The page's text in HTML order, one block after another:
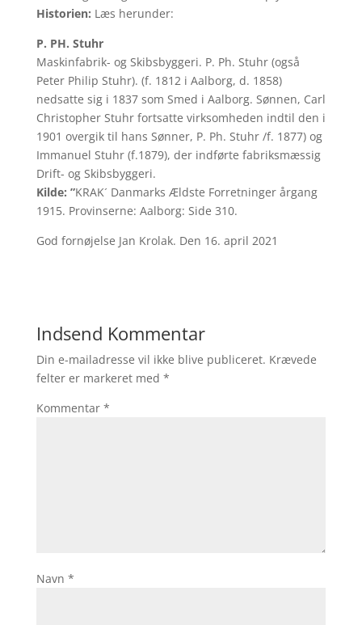
Historien: Læs herunder:
P. PH. Stuhr
Maskinfabrik- og Skibsbyggeri. P. Ph. Stuhr (også
Peter Philip Stuhr). (f. 1812 i Aalborg, d. 1858)
nedsatte sig i 1837 som Smed i Aalborg. Sønnen, Carl
Christopher Stuhr fortsatte virksomheden indtil den i
1901 overgik til hans Sønner, P. Ph. Stuhr /f. 1877) og
Immanuel Stuhr (f.1879), der indførte fabriksmæssig
Drift- og Skibsbyggeri.
Kilde: ”KRAK´ Danmarks Ældste Forretninger årgang
1915. Provinserne: Aalborg: Side 310.
God fornøjelse Jan Krolak. Den 16. april 2021
Indsend Kommentar
Din e-mailadresse vil ikke blive publiceret. Krævede
felter er markeret med *
Kommentar *
Navn *